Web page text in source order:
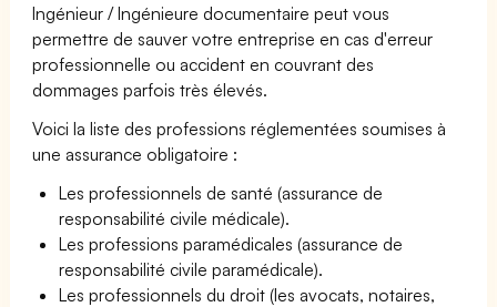
Ingénieur / Ingénieure documentaire peut vous
permettre de sauver votre entreprise en cas d'erreur
professionnelle ou accident en couvrant des
dommages parfois très élevés.
Voici la liste des professions réglementées soumises à
une assurance obligatoire :
Les professionnels de santé (assurance de
responsabilité civile médicale).
Les professions paramédicales (assurance de
responsabilité civile paramédicale).
Les professionnels du droit (les avocats, notaires,